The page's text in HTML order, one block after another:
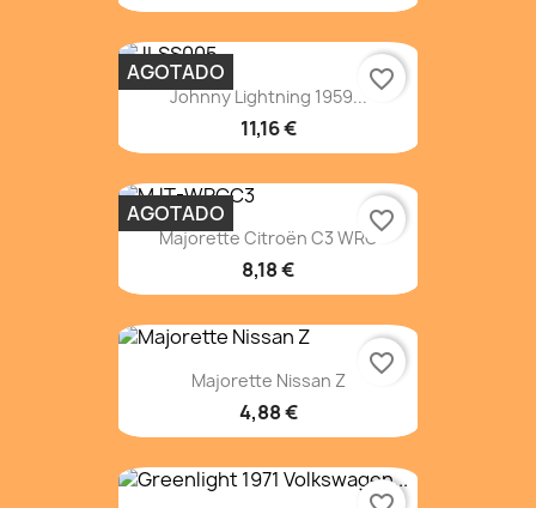
Johnny Lightning 1959...
11,16 €
AGOTADO favorite_border
Majorette Citroën C3 WRC
8,18 €
AGOTADO favorite_border
Majorette Nissan Z
4,88 €
favorite_border